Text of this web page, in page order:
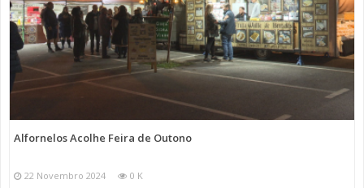
Alfornelos Acolhe Feira de Outono
22 Novembro 2024 0 K